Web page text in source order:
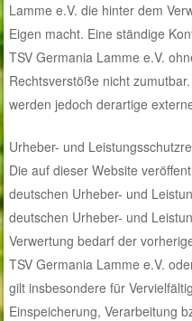
Lamme e.V. die hinter dem
Eigen macht. Eine ständige
TSV Germania Lamme e.V.
Rechtsverstöße nicht
werden jedoch derartige
Urheber- und
Die auf dieser Website
deutschen Urheber- und
deutschen Urheber- und
Verwertung bedarf der
TSV Germania Lamme e.V.
gilt insbesondere für
Einspeicherung, Verarbeitung